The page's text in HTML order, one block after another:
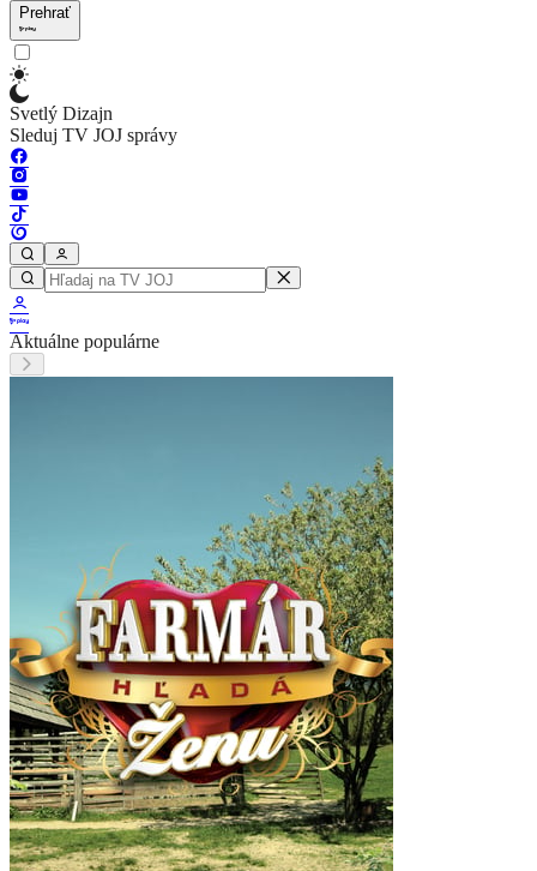
Prehrať
Svetlý Dizajn
Sleduj TV JOJ správy
Aktuálne populárne